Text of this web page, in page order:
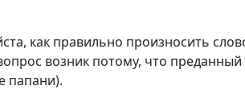
как правильно произносить
возник потому, что преданный
папани).